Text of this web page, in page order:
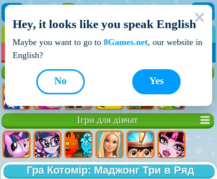
НОВІ ІГРИ
Ігри для дівчат
Гра Котомір: Маджонг Три в Ряд
Hey, it looks like you speak English
Maybe you want to go to 8Games.net, our website in
English?
Yes
No